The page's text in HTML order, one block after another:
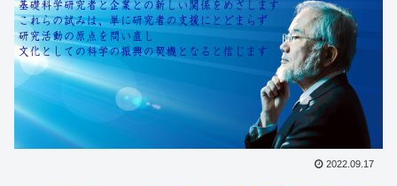
2022.09.17